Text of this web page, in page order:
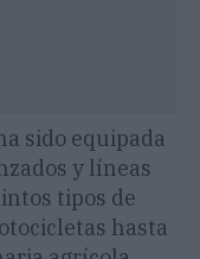
sido equipada
y líneas
tipos de
hasta